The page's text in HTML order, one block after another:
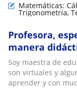
Matemáticas:
Trigonometría,
Profesora,
manera
Soy maestra de
son virtuales y
aprender y con